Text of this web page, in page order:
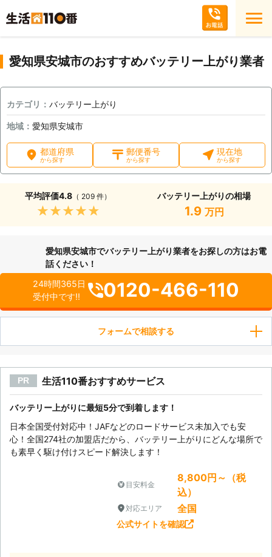
愛知県安城市のおすすめバッテリー上がり業者
カテゴリ： バッテリー上がり
地域： 愛知県安城市
都道府県
から探す
郵便番号
から探す
現在地
から探す
平均評価4.8 （ 209 件）
★★★★★
バッテリー上がりの相場
1.9 万円
愛知県安城市でバッテリー上がり業者をお探しの方はお電
話ください！
24時間365日
受付中です!!
0120-466-110
フォームで相談する
PR 生活110番おすすめサービス
バッテリー上がりに最短5分で到着します！
日本全国受付対応中！JAFなどのロードサービス未加入でも安
心！全国274社の加盟店だから、バッテリー上がりにどんな場所で
も素早く駆け付けスピード解決します！
目安料金
8,800円～（税
込）
対応エリア 全国
公式サイトを確認